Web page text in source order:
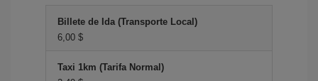
Billete de Ida (Transporte Local)
6,00 $
Taxi 1km (Tarifa Normal)